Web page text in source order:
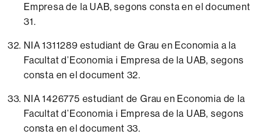
Empresa de la UAB, segons consta en eldocument
31.
NIA 1311289 estudiant de Grau en Economia a la
Facultat d’Economia i Empresa de la UAB, segons
consta en eldocument 32.
NIA 1426775 estudiant de Grau en Economia de la
Facultat d’Economia i Empresa de la UAB, segons
consta en eldocument 33.